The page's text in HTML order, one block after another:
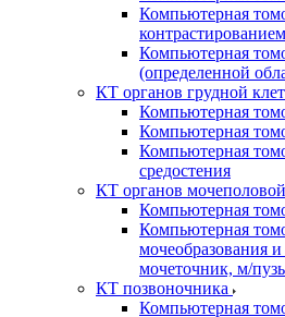
Компьютерная
контрастированием
Компьютерная
(определенной
КТ органов грудной
Компьютерная
Компьютерная
Компьютерная
средостения
КТ органов
Компьютерная
Компьютерная
мочеобразования
мочеточник, м/
КТ позвоночника
Компьютерная